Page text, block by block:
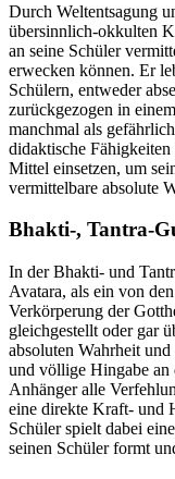
Durch Weltentsagung
übersinnlich-okkulten
an seine Schüler
erwecken können. Er
Schülern, entweder
zurückgezogen in
manchmal als
didaktische
Mittel einsetzen, um
vermittelbare absolute
Bhakti-, Tantra-
In der Bhakti- und
Avatara, als ein von
Verkörperung der
gleichgestellt oder gar
absoluten Wahrheit
und völlige Hingabe an
Anhänger alle
eine direkte Kraft- und
Schüler spielt dabei
seinen Schüler formt